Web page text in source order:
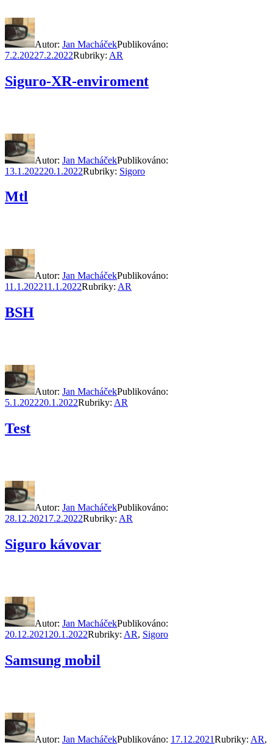
Autor: Jan MacháčekPublikováno:
7.2.20227.2.2022Rubriky: AR
Siguro-XR-enviroment
Autor: Jan MacháčekPublikováno:
13.1.202220.1.2022Rubriky: Sigoro
Mtl
Autor: Jan MacháčekPublikováno:
11.1.202211.1.2022Rubriky: AR
BSH
Autor: Jan MacháčekPublikováno:
5.1.202220.1.2022Rubriky: AR
Test
Autor: Jan MacháčekPublikováno:
28.12.2021 7.2.2022Rubriky: AR
Siguro kávovar
Autor: Jan MacháčekPublikováno:
20.12.2021 20.1.2022Rubriky: AR, Sigoro
Samsung mobil
Autor: Jan MacháčekPublikováno: 17.12.2021Rubriky: AR,